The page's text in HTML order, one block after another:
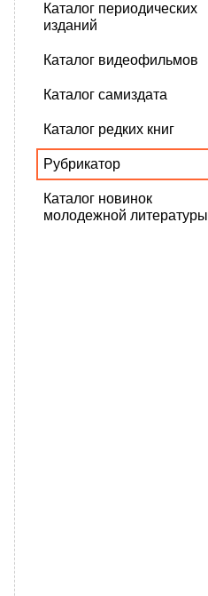
Каталог периодических
изданий
Каталог видеофильмов
Каталог самиздата
Каталог редких книг
Рубрикатор
Каталог новинок
молодежной литературы